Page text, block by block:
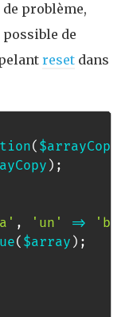
problème,
possible de
reset dans
( $arrayCopy
) ;
, 'un' => 'b'
( $array ) ;